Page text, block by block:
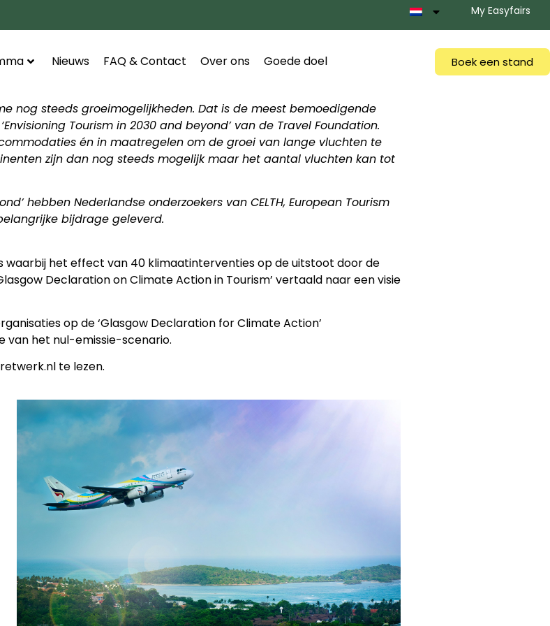
My Easyfairs
Nieuws FAQ & Contact Over ons Goede doel Boek een stand
nog steeds groeimogelijkheden. Dat is de meest bemoedigende
Tourism in 2030 and beyond’ van de Travel Foundation.
én in maatregelen om de groei van lange vluchten te
zijn dan nog steeds mogelijk maar het aantal vluchten kan tot
hebben Nederlandse onderzoekers van CELTH, European Tourism
bijdrage geleverd.
waarbij het effect van 40 klimaatinterventies op de uitstoot door de
Declaration on Climate Action in Tourism’ vertaald naar een visie
op de ‘Glasgow Declaration for Climate Action’
van het nul-emissie-scenario.
te lezen.